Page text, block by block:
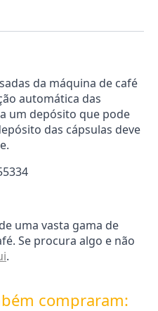
da máquina de café
automática das
um depósito que pode
das cápsulas deve
uma vasta gama de
Se procura algo e não
.
compraram: